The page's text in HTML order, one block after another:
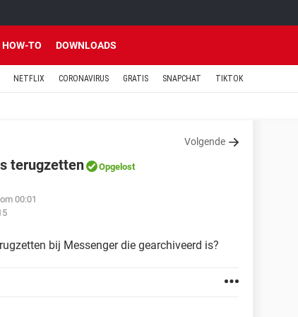
HOW-TO DOWNLOADS
NETFLIX CORONAVIRUS GRATIS SNAPCHAT TIKTOK
Volgende
terugzetten Opgelost
00:01
bij Messenger die gearchiveerd is?